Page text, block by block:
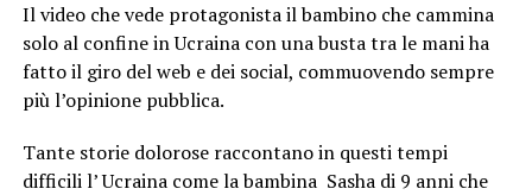
Il video che vede protagonista il bambino che cammina
solo al confine in Ucraina con una busta tra le mani ha
fatto il giro del web e dei social, commuovendo sempre
più l’opinione pubblica.
Tante storie dolorose raccontano in questi tempi
difficili l’ Ucraina come la bambina Sasha di 9 anni che